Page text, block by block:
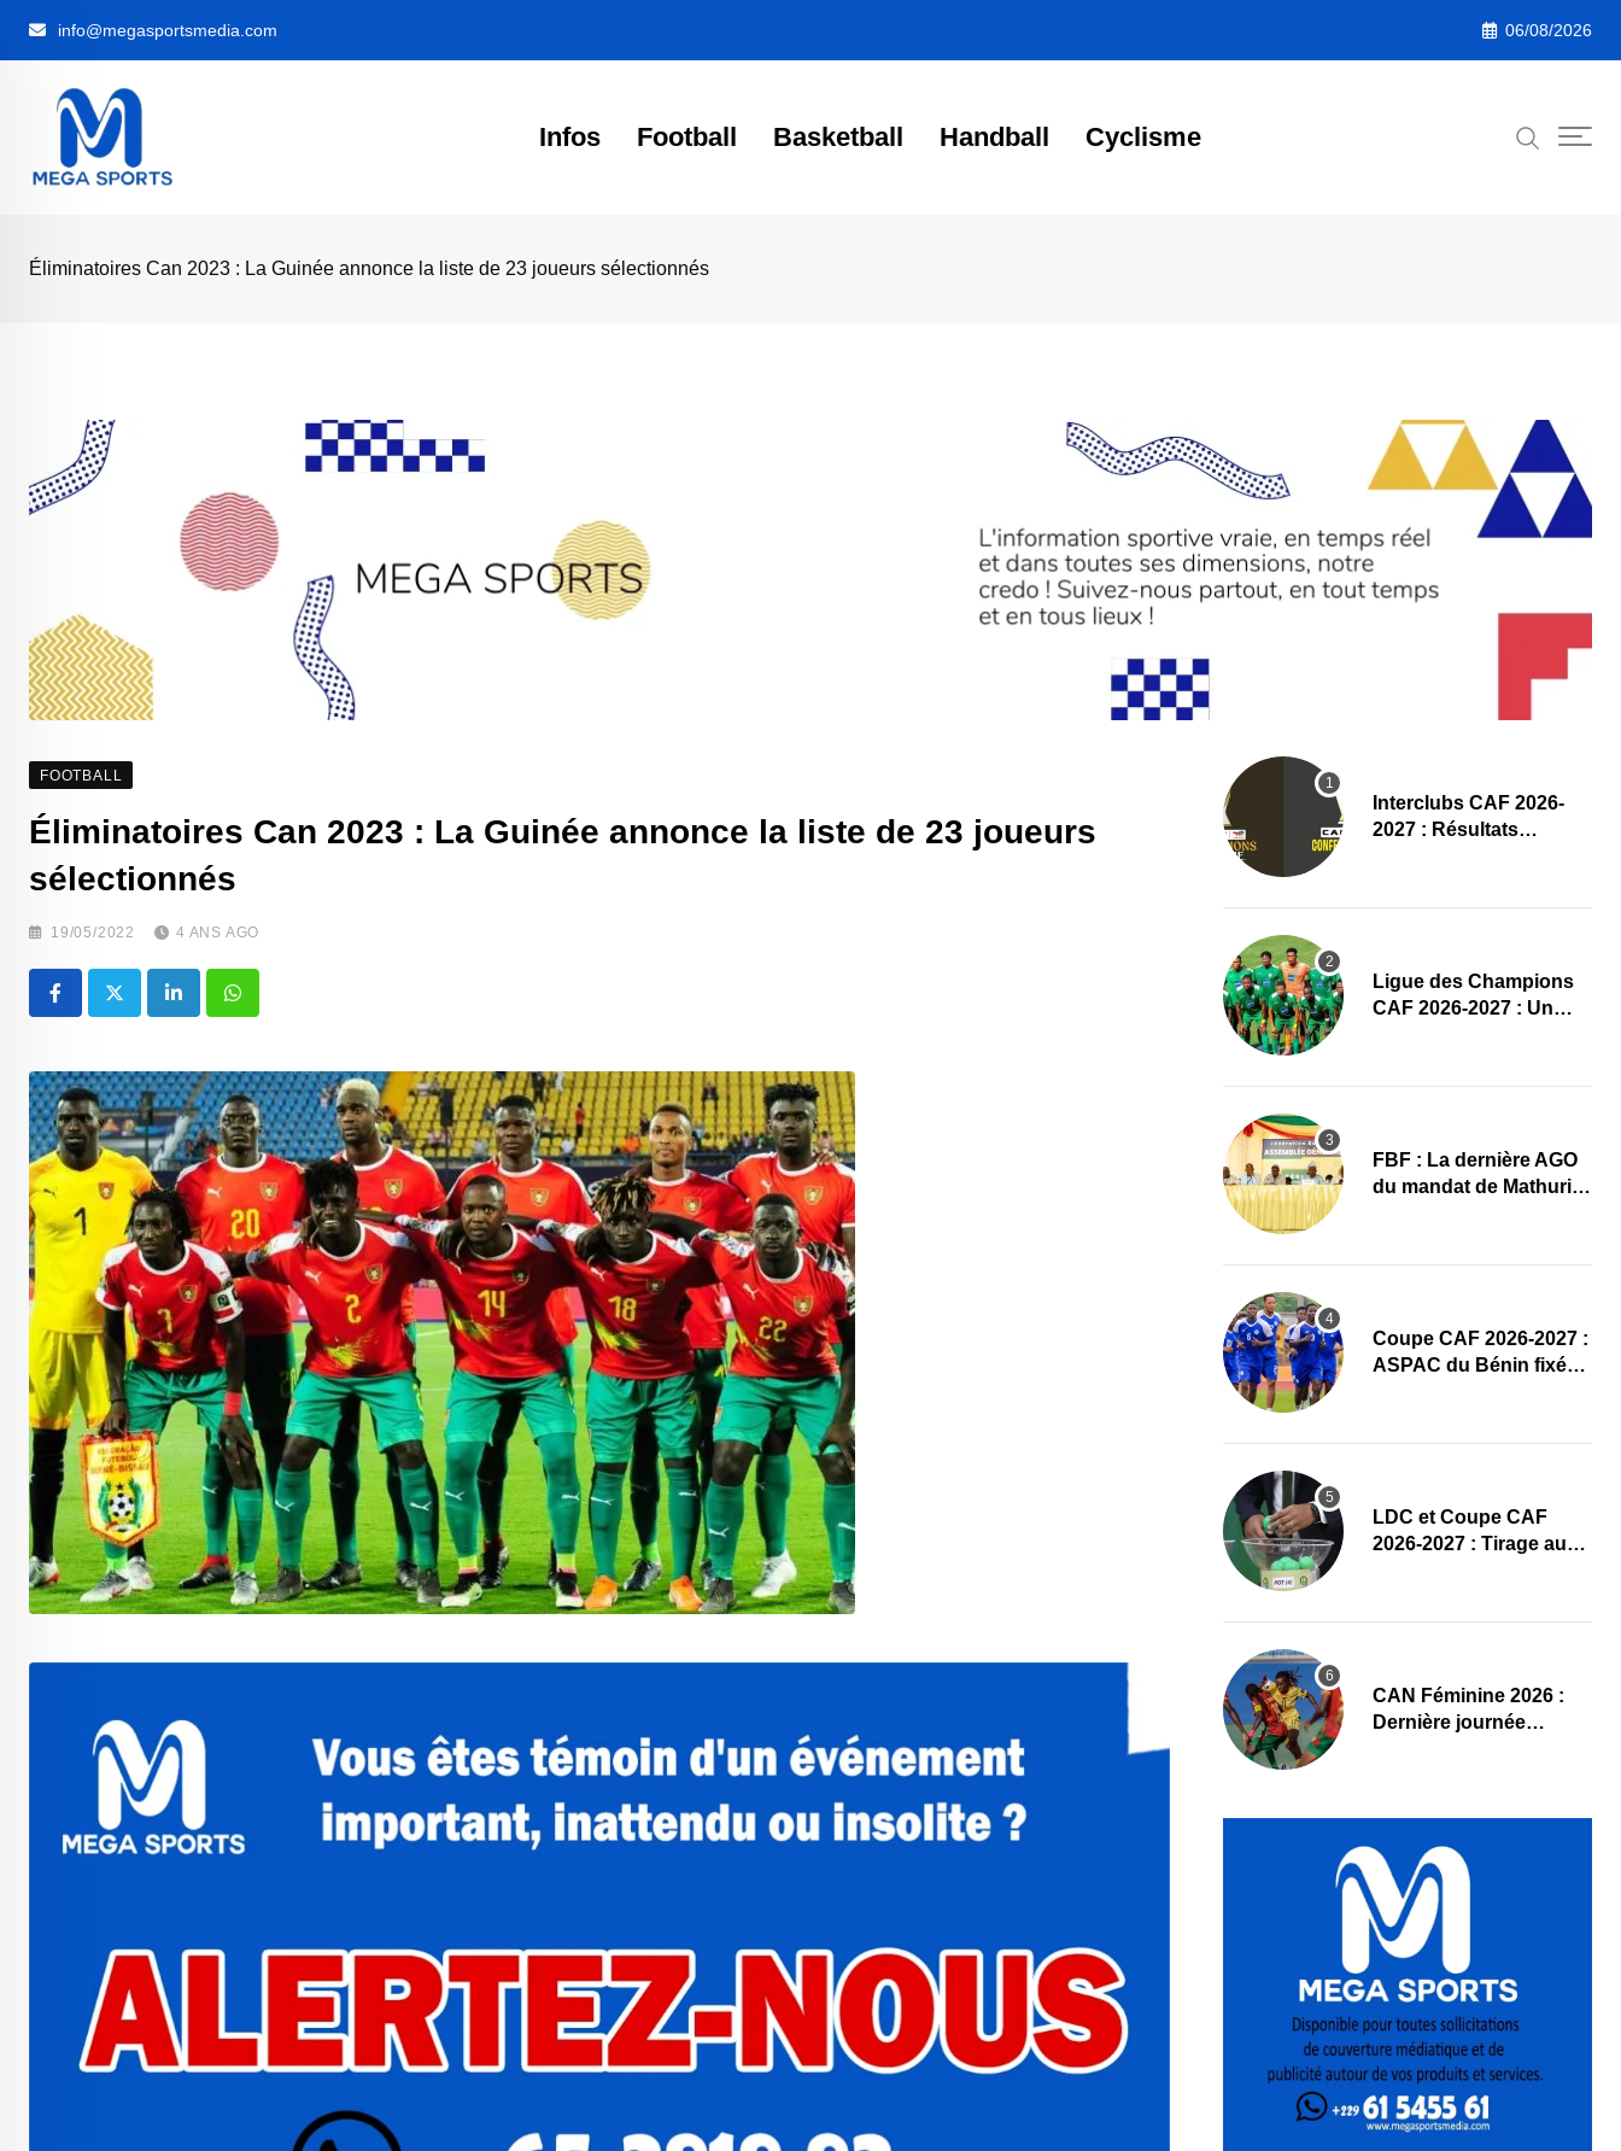
info@megasportsmedia.com 06/08/2026
Infos Football Basketball Handball Cyclisme
Éliminatoires Can 2023 : La Guinée annonce la liste de 23 joueurs sélectionnés
FOOTBALL
Éliminatoires Can 2023 : La Guinée annonce la liste de 23 joueurs
sélectionnés
19/05/2022 4 ANS AGO
LinkedIn Whatsapp
Interclubs CAF 2026-
2027 : Résultats
préliminaires
Ligue des Champions
CAF 2026-2027 : Un
Sobemap FC
FBF : La dernière AGO
du mandat de Mathurin
Coupe CAF 2026-2027 :
ASPAC du Bénin fixé
LDC et Coupe CAF
2026-2027 : Tirage au
CAN Féminine 2026 :
Dernière journée